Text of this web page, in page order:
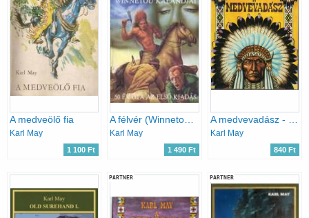
A medveölő fia
Karl May
1 100 Ft
Karl May
1 490 Ft
Karl May
840 Ft
PARTNER PARTNER